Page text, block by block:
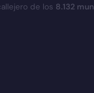
de los 8.132